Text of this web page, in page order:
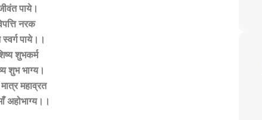
पाये।
नरक
पाये।।
शुभकर्म
शुभ भाग्य।
महाव्रत
अहोभाग्य।।